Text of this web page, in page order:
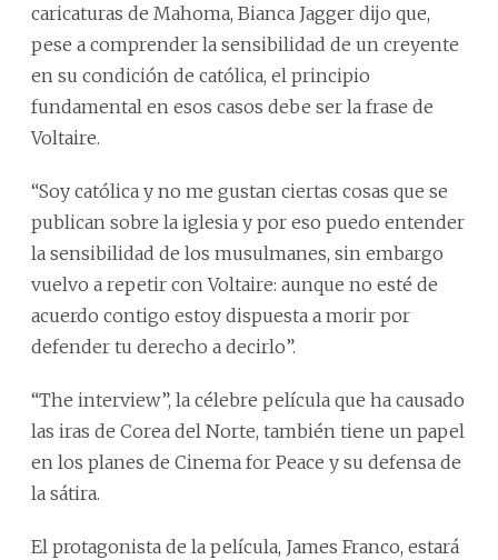
caricaturas de Mahoma, Bianca Jagger dijo que,
pese a comprender la sensibilidad de un creyente
en su condición de católica, el principio
fundamental en esos casos debe ser la frase de
Voltaire.
“Soy católica y no me gustan ciertas cosas que se
publican sobre la iglesia y por eso puedo entender
la sensibilidad de los musulmanes, sin embargo
vuelvo a repetir con Voltaire: aunque no esté de
acuerdo contigo estoy dispuesta a morir por
defender tu derecho a decirlo”.
“The interview”, la célebre película que ha causado
las iras de Corea del Norte, también tiene un papel
en los planes de Cinema for Peace y su defensa de
la sátira.
El protagonista de la película, James Franco, estará